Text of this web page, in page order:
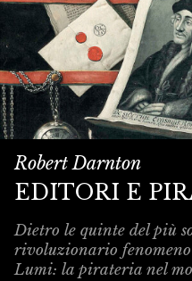
Robert Darnton
EDITORI E
Dietro le quinte del più
rivoluzionario
Lumi: la pirateria nel